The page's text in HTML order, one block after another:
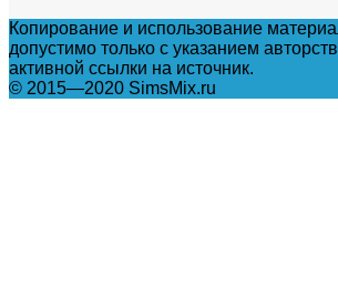
Копирование и использование
допустимо только с указанием
активной ссылки на источник.
© 2015—2020 SimsMix.ru